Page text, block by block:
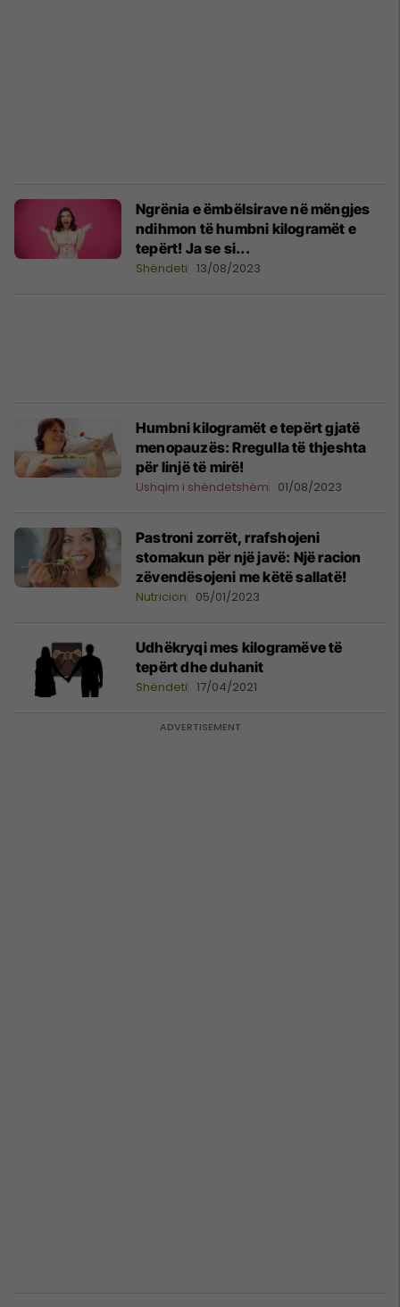
Ngrënia e ëmbëlsirave në mëngjes
ndihmon të humbni kilogramët e
tepërt! Ja se si...
Shëndeti 13/08/2023
Humbni kilogramët e tepërt gjatë
menopauzës: Rregulla të thjeshta
për linjë të mirë!
Ushqim i shëndetshëm 01/08/2023
Pastroni zorrët, rrafshojeni
stomakun për një javë: Një racion
zëvendësojeni me këtë sallatë!
Nutricion 05/01/2023
Udhëkryqi mes kilogramëve të
tepërt dhe duhanit
Shëndeti 17/04/2021